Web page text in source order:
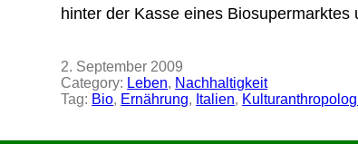
hinter der Kasse eines Biosupermarktes
2. September 2009
Category: Leben, Nachhaltigkeit
Tag: Bio, Ernährung, Italien,